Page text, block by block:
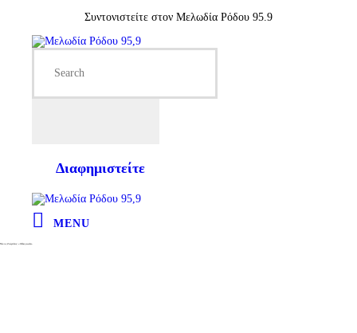
Συντονιστείτε στον Μελωδία Ρόδου 95.9
Διαφημιστείτε
MENU
Νίκος Ζιώγαλας: «Άλλες φωνές»